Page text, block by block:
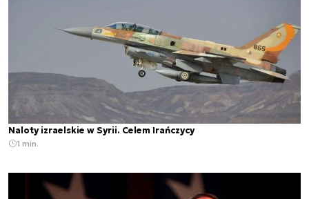
Naloty izraelskie w Syrii. Celem Irańczycy
1 min.